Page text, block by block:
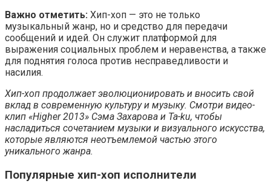
Важно отметить: Хип-хоп — это не только
музыкальный жанр, но и средство для передачи
сообщений и идей. Он служит платформой для
выражения социальных проблем и неравенства, а также
для поднятия голоса против несправедливости и
насилия.
Хип-хоп продолжает эволюционировать и вносить свой
вклад в современную культуру и музыку. Смотри видео-
клип «Higher 2013» Сэма Захарова и Ta-ku, чтобы
насладиться сочетанием музыки и визуального искусства,
которые являются неотъемлемой частью этого
уникального жанра.
Популярные хип-хоп исполнители